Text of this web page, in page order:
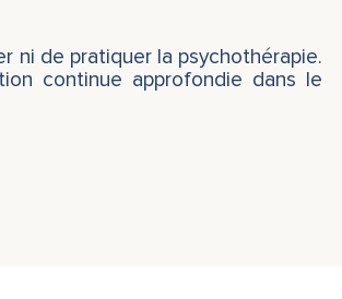
ni de pratiquer la psychothérapie.
continue approfondie dans le